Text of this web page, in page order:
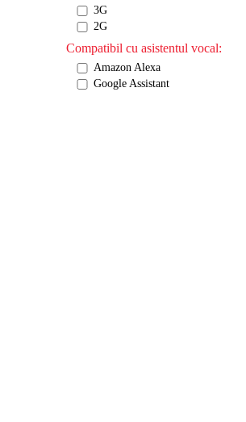
3G
2G
Compatibil cu asistentul vocal:
Amazon Alexa
Google Assistant